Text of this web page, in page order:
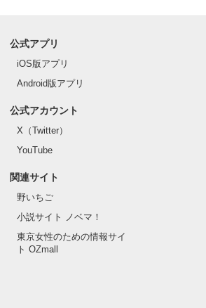
公式アプリ
iOS版アプリ
Android版アプリ
公式アカウント
X（Twitter）
YouTube
関連サイト
野いちご
小説サイト ノベマ！
東京女性のための情報サイ
ト OZmall